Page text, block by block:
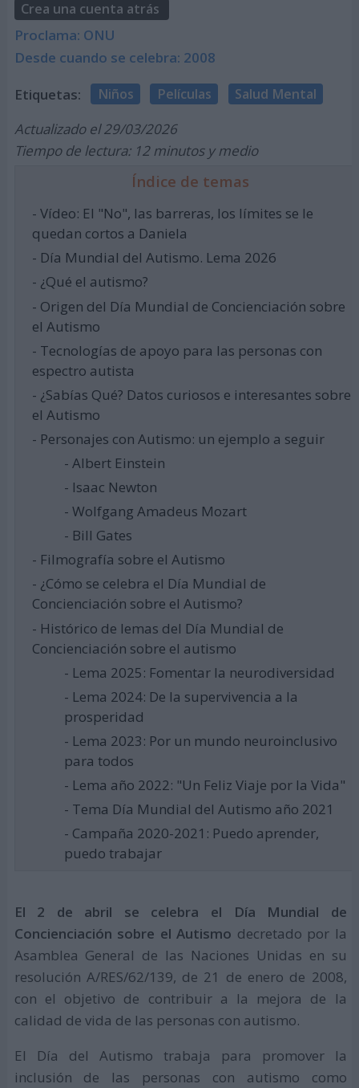
Crea una cuenta atrás
Proclama: ONU
Desde cuando se celebra: 2008
Etiquetas: Niños Películas Salud Mental
Actualizado el 29/03/2026
Tiempo de lectura: 12 minutos y medio
Índice de temas
- Vídeo: El "No", las barreras, los límites se le
quedan cortos a Daniela
- Día Mundial del Autismo. Lema 2026
- ¿Qué el autismo?
- Origen del Día Mundial de Concienciación sobre
el Autismo
- Tecnologías de apoyo para las personas con
espectro autista
- ¿Sabías Qué? Datos curiosos e interesantes sobre
el Autismo
- Personajes con Autismo: un ejemplo a seguir
- Albert Einstein
- Isaac Newton
- Wolfgang Amadeus Mozart
- Bill Gates
- Filmografía sobre el Autismo
- ¿Cómo se celebra el Día Mundial de
Concienciación sobre el Autismo?
- Histórico de lemas del Día Mundial de
Concienciación sobre el autismo
- Lema 2025: Fomentar la neurodiversidad
- Lema 2024: De la supervivencia a la
prosperidad
- Lema 2023: Por un mundo neuroinclusivo
para todos
- Lema año 2022: "Un Feliz Viaje por la Vida"
- Tema Día Mundial del Autismo año 2021
- Campaña 2020-2021: Puedo aprender,
puedo trabajar
El 2 de abril se celebra el Día Mundial de
Concienciación sobre el Autismo decretado por la
Asamblea General de las Naciones Unidas en su
resolución A/RES/62/139, de 21 de enero de 2008,
con el objetivo de contribuir a la mejora de la
calidad de vida de las personas con autismo.
El Día del Autismo trabaja para promover la
inclusión de las personas con autismo como